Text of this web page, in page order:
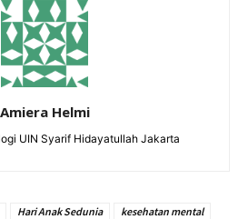
Amiera Helmi
UIN Syarif Hidayatullah Jakarta
Hari Anak Sedunia
kesehatan mental